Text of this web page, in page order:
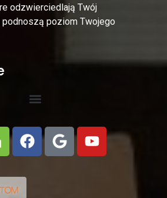
odzwierciedlają Twój
poziom Twojego